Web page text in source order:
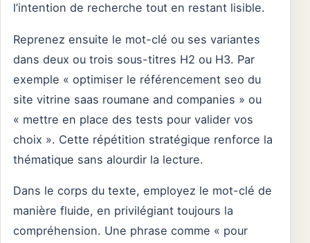
l’intention de recherche tout en restant lisible.
Reprenez ensuite le mot-clé ou ses variantes
dans deux ou trois sous-titres H2 ou H3. Par
exemple « optimiser le référencement seo du
site vitrine saas roumane and companies » ou
« mettre en place des tests pour valider vos
choix ». Cette répétition stratégique renforce la
thématique sans alourdir la lecture.
Dans le corps du texte, employez le mot-clé de
manière fluide, en privilégiant toujours la
compréhension. Une phrase comme « pour